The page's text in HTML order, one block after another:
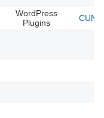
WordPress
Plugins